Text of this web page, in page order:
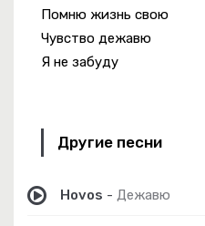
Помню жизнь свою
Чувство дежавю
Я не забуду
Другие песни
Hovos - Дежавю